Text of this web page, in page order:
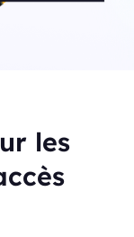
les